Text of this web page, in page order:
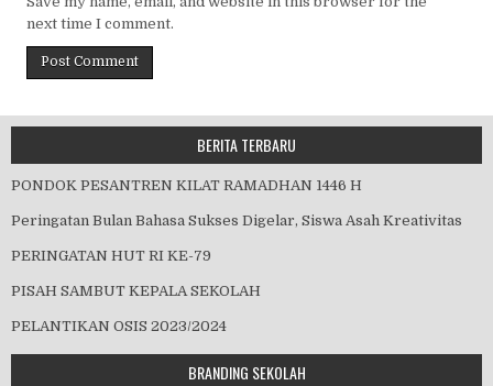
next time I comment.
BERITA TERBARU
PONDOK PESANTREN KILAT RAMADHAN 1446 H
Peringatan Bulan Bahasa Sukses Digelar, Siswa Asah Kreativitas
PERINGATAN HUT RI KE-79
PISAH SAMBUT KEPALA SEKOLAH
PELANTIKAN OSIS 2023/2024
BRANDING SEKOLAH